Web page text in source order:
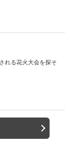
れる花火大会を探そ